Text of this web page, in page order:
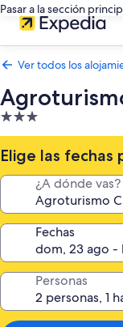
Pasar a la sección
Ver todos los
Alojamiento
de
3.0 estrellas
Elige las fechas
¿A dónde vas?
Fechas
Personas